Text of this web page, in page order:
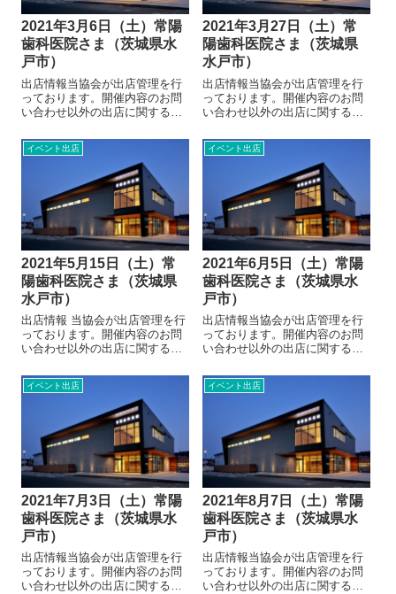
2021年3月6日（土）常陽
歯科医院さま（茨城県水
戸市）
出店情報当協会が出店管理を行
っております。開催内容のお問
い合わせ以外の出店に関するお
協会へお願いいたします。出店
に関するお問い合わせ開催地情
報（常陽歯科医院さま）2020年
5月12日 リニューアルオープ
ン電話02...
2021年3月27日（土）常
陽歯科医院さま（茨城県
水戸市）
出店情報当協会が出店管理を行
っております。開催内容のお問
い合わせ以外の出店に関するお
協会へお願いいたします。出店
に関するお問い合わせ開催地情
報（常陽歯科医院さま）2020年
5月12日 リニューアルオープ
ン電話02...
イベント出店
2021年5月15日（土）常
陽歯科医院さま（茨城県
水戸市）
出店情報 当協会が出店管理を行
っております。開催内容のお問
い合わせ以外の出店に関するお
協会へお願いいたします。 出店
に関するお問い合わせ 開催地情
報（常陽歯科医院さま） 2020年
5月12日 リニューアルオープ
ン...
イベント出店
2021年6月5日（土）常陽
歯科医院さま（茨城県水
戸市）
出店情報当協会が出店管理を行
っております。開催内容のお問
い合わせ以外の出店に関するお
協会へお願いいたします。出店
に関するお問い合わせ開催地情
報（常陽歯科医院さま）2020年
5月12日 リニューアルオープ
ン電話02...
イベント出店
2021年7月3日（土）常陽
歯科医院さま（茨城県水
戸市）
出店情報当協会が出店管理を行
っております。開催内容のお問
い合わせ以外の出店に関するお
イベント出店
2021年8月7日（土）常陽
歯科医院さま（茨城県水
戸市）
出店情報当協会が出店管理を行
っております。開催内容のお問
い合わせ以外の出店に関するお